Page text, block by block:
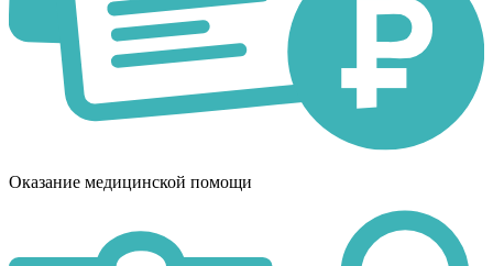
Оказание медицинской помощи